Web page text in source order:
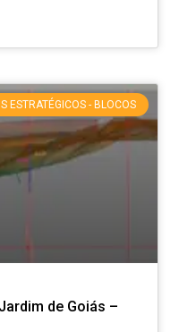
ESTRATÉGICOS - BLOCOS
de Goiás –